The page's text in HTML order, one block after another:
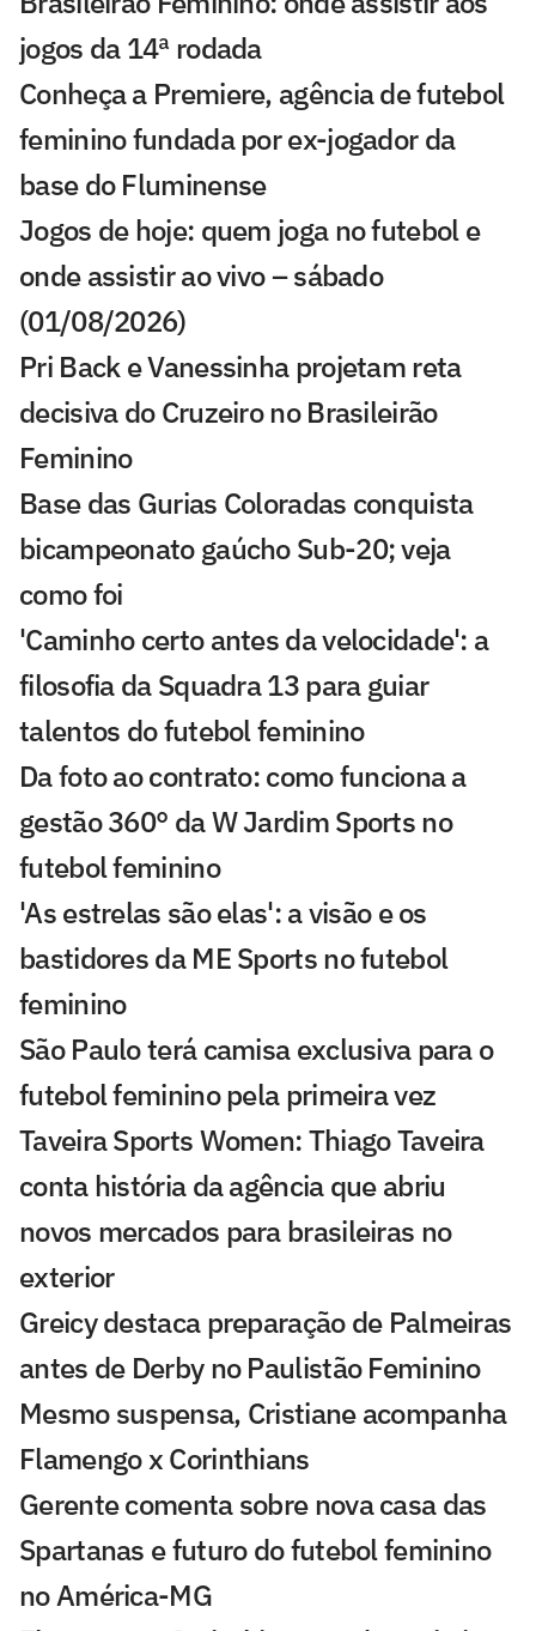
jogos da 14ª rodada
Conheça a Premiere, agência de futebol
feminino fundada por ex-jogador da
base do Fluminense
Jogos de hoje: quem joga no futebol e
onde assistir ao vivo – sábado
(01/08/2026)
Pri Back e Vanessinha projetam reta
decisiva do Cruzeiro no Brasileirão
Feminino
Base das Gurias Coloradas conquista
bicampeonato gaúcho Sub-20; veja
como foi
'Caminho certo antes da velocidade': a
filosofia da Squadra 13 para guiar
talentos do futebol feminino
Da foto ao contrato: como funciona a
gestão 360° da W Jardim Sports no
futebol feminino
'As estrelas são elas': a visão e os
bastidores da ME Sports no futebol
feminino
São Paulo terá camisa exclusiva para o
futebol feminino pela primeira vez
Taveira Sports Women: Thiago Taveira
conta história da agência que abriu
novos mercados para brasileiras no
exterior
Greicy destaca preparação de Palmeiras
antes de Derby no Paulistão Feminino
Mesmo suspensa, Cristiane acompanha
Flamengo x Corinthians
Gerente comenta sobre nova casa das
Spartanas e futuro do futebol feminino
no América-MG